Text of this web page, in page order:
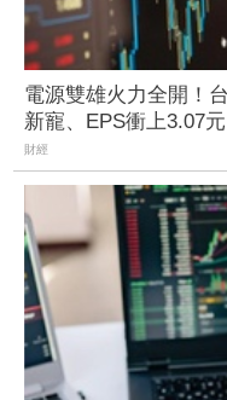
電源雙雄火力全開！
新寵、EPS衝上3.07
財經